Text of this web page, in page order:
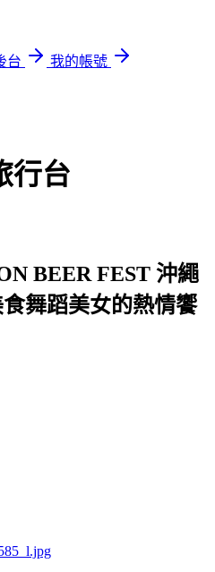
台
我的帳號
行台
BEER FEST 沖繩
舞蹈美女的熱情饗